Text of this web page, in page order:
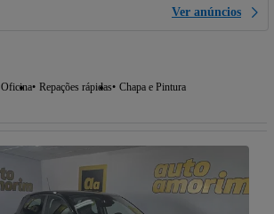
Ver anúncios
Oficina Repações rápidas Chapa e Pintura